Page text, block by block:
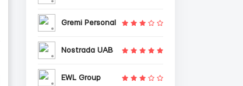
Gremi Personal
Nostrada UAB
EWL Group